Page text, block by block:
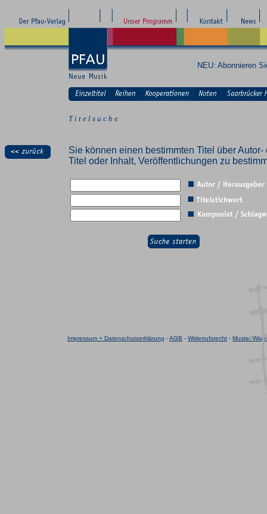
NEU: Abonnieren
T i t e l s u c h e
Sie können einen bestimmten Titel über
Titel oder Inhalt, Veröffentlichungen zu
Impressum + Datenschutzerklärung -AGB - Widerrufsrecht - Muster-